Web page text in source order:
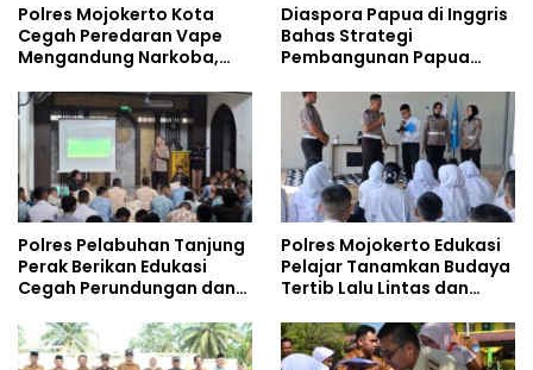
Polres Mojokerto Kota
Cegah Peredaran Vape
Mengandung Narkoba,
Kalangan Remaja
Diaspora Papua di Inggris
Bahas Strategi
Pembangunan Papua
Doktoral Internasional
Polres Pelabuhan Tanjung
Perak Berikan Edukasi
Cegah Perundungan dan
kepada Pelajar MPLS
Polres Mojokerto Edukasi
Pelajar Tanamkan Budaya
Tertib Lalu Lintas dan